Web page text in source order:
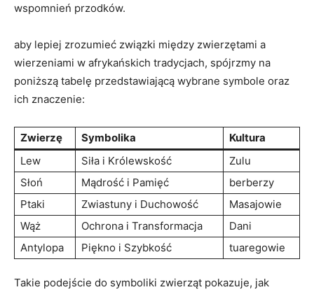
wspomnień przodków.
aby lepiej zrozumieć związki między zwierzętami a
wierzeniami w afrykańskich tradycjach, spójrzmy na
poniższą tabelę przedstawiającą wybrane symbole oraz
ich znaczenie:
Zwierzę Symbolika
Kultura
Lew
Siła i Królewskość
Zulu
Słoń
Mądrość i Pamięć
berberzy
Ptaki
Zwiastuny i Duchowość
Masajowie
Wąż
Ochrona i Transformacja
Dani
Antylopa
Piękno i Szybkość tuaregowie
Takie podejście do symboliki zwierząt pokazuje, jak